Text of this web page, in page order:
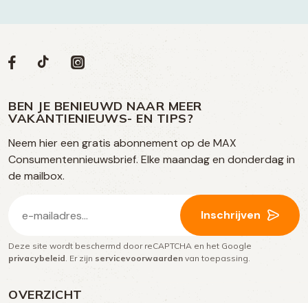
OVERZICHT
Volg
op
social
media
Social
Volg
op
Facebook
Volg
op
TikTok
Volg
op
Instagram
BEN JE BENIEUWD NAAR MEER
VAKANTIENIEUWS- EN TIPS?
Neem hier een gratis abonnement op de MAX
Consumentennieuwsbrief. Elke maandag en donderdag in
de mailbox.
mailadres
(Vereist)
Inschrijven
Deze site wordt beschermd door reCAPTCHA en het Google
privacybeleid . Er zijn servicevoorwaarden van toepassing.